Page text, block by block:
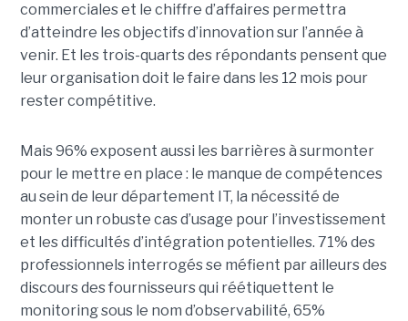
commerciales et le chiffre d’affaires permettra
d’atteindre les objectifs d’innovation sur l’année à
venir. Et les trois-quarts des répondants pensent que
leur organisation doit le faire dans les 12 mois pour
rester compétitive.
Mais 96% exposent aussi les barrières à surmonter
pour le mettre en place : le manque de compétences
au sein de leur département IT, la nécessité de
monter un robuste cas d’usage pour l’investissement
et les difficultés d’intégration potentielles. 71% des
professionnels interrogés se méfient par ailleurs des
discours des fournisseurs qui réétiquettent le
monitoring sous le nom d’observabilité, 65%